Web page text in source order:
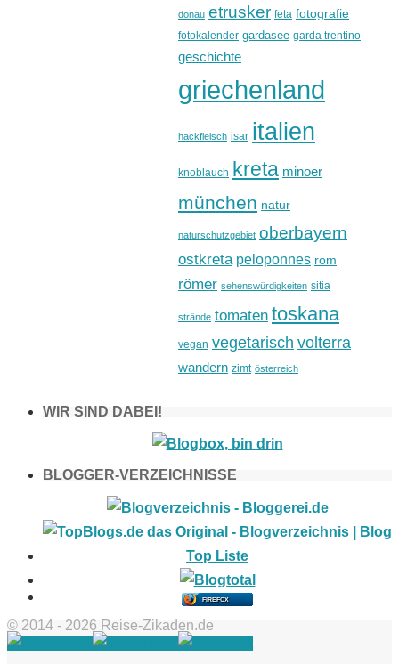
donau etrusker feta fotografie
fotokalender gardasee garda trentino
geschichte
griechenland
hackfleisch isar italien
knoblauch kreta minoer
münchen natur
naturschutzgebiet oberbayern
ostkreta peloponnes rom
römer sehenswürdigkeiten sitia
strände tomaten toskana
vegan vegetarisch volterra
wandern zimt österreich
WIR SIND DABEI!
BLOGGER-VERZEICHNISSE
FIREFOX
© 2014 - 2026 Reise-Zikaden.de